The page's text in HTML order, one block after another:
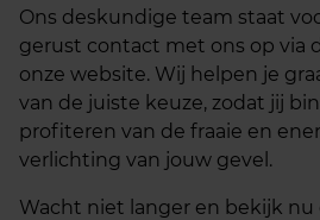
Ons deskundige team staat
gerust contact met ons op via
onze website. Wij helpen je
van de juiste keuze, zodat jij
profiteren van de fraaie en
verlichting van jouw gevel.
Wacht niet langer en bekijk nu